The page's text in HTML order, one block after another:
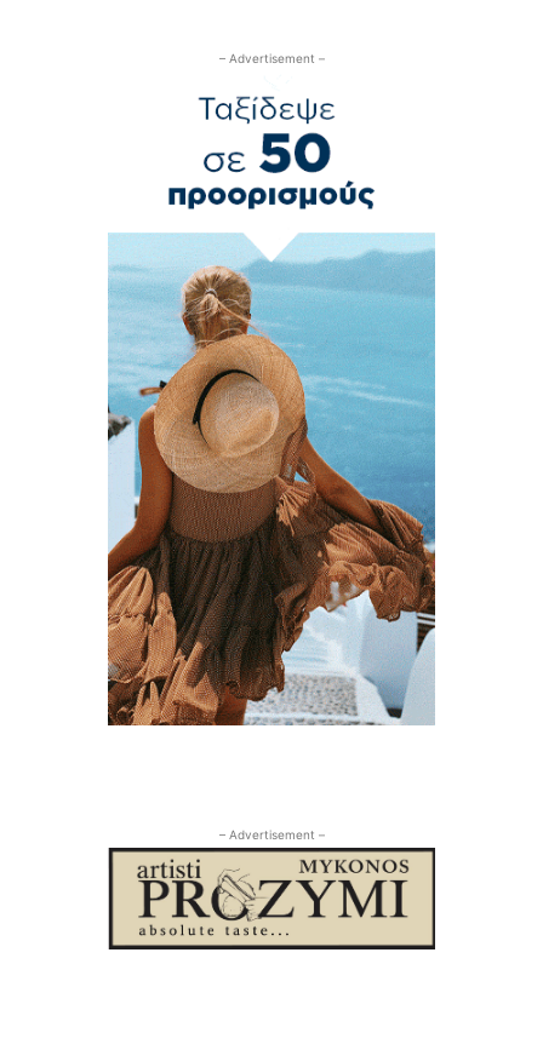
– Advertisement –
– Advertisement –